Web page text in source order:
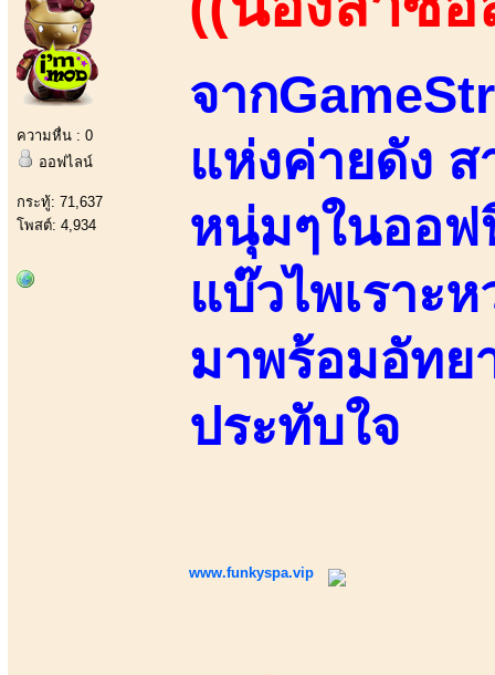
ความหื่น : 0
ออฟไลน์
กระทู้: 71,637
โพสต์: 4,934
จาก
แห่งค่ายดัง
หนุ่มๆในออฟ
แบ๊วไพเราะ
มาพร้อมอัทย
ประทับใจ
www.funkyspa.vip